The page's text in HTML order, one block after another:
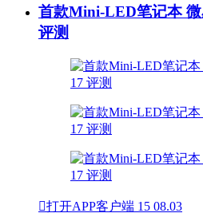
首款Mini-LED笔记本
评测
打开APP客户端 15 08.03